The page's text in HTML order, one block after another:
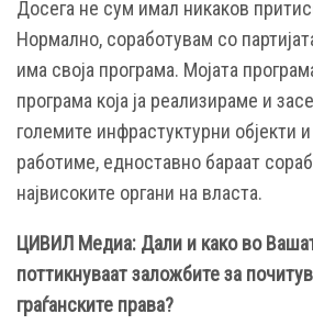
Досега не сум имал никаков
Нормално, соработувам со
има своја програма. Мојата
програма која ја реализираме и
големите инфрастуктурни објекти
работиме, едноставно бараат
највисоките органи на власта.
ЦИВИЛ Медиа: Дали и како во
поттикнуваат заложбите за
граѓанските права?